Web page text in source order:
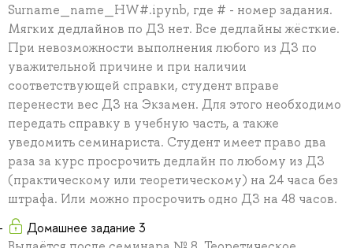
Surname_name_HW#.ipynb, где # - номер задания.
Мягких дедлайнов по ДЗ нет. Все дедлайны жёсткие.
При невозможности выполнения любого из ДЗ по
уважительной причине и при наличии
соответствующей справки, студент вправе
перенести вес ДЗ на Экзамен. Для этого необходимо
передать справку в учебную часть, а также
уведомить семинариста. Студент имеет право два
раза за курс просрочить дедлайн по любому из ДЗ
(практическому или теоретическому) на 24 часа без
штрафа. Или можно просрочить одно ДЗ на 48 часов.
Домашнее задание 3